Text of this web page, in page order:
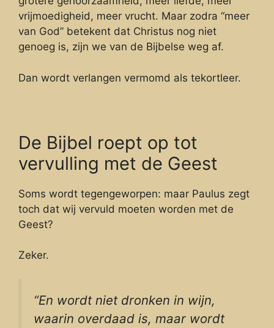
vrijmoedigheid, meer vrucht. Maar zodra “meer
van God” betekent dat Christus nog niet
genoeg is, zijn we van de Bijbelse weg af.
Dan wordt verlangen vermomd als tekortleer.
De Bijbel roept op tot
vervulling met de Geest
Soms wordt tegengeworpen: maar Paulus zegt
toch dat wij vervuld moeten worden met de
Geest?
Zeker.
“En wordt niet dronken in wijn,
waarin overdaad is, maar wordt